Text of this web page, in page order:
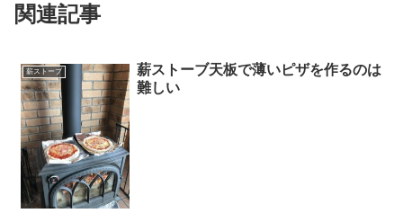
関連記事
薪ストーブ
薪ストーブ天板で薄いピザを作るのは
難しい